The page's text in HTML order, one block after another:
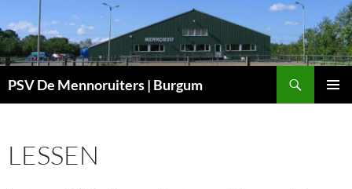
naar
de
inhoud
PSV De Mennoruiters | Burgum
LESSEN